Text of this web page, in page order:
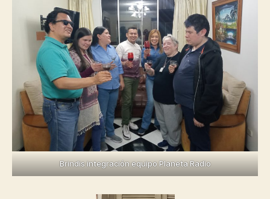
Brindis integración equipo Planeta Radio